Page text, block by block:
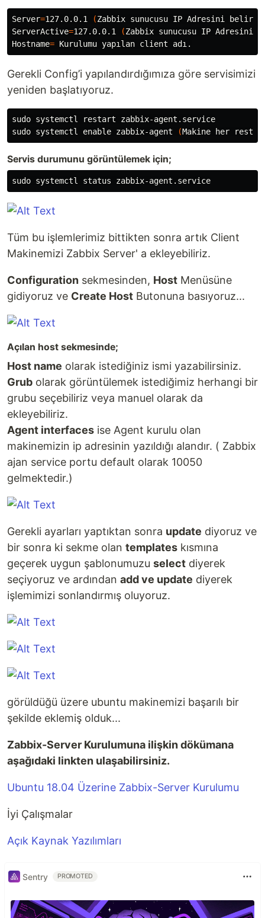
Server=127.0.0.1 (Zabbix sunucusu IP Adresini
ServerActive=127.0.0.1 (Zabbix sunucusu IP Adresini
Hostname=
Gerekli Config’i yapılandırdığımıza göre servisimizi
yeniden başlatıyoruz.
sudo
sudo systemctl enable zabbix-agent (Makine her
Servis durumunu görüntülemek için;
sudo
Tüm bu işlemlerimiz bittikten sonra artık Client
Makinemizi Zabbix Server' a ekleyebiliriz.
Configuration sekmesinden, Host Menüsüne
gidiyoruz ve Create Host Butonuna basıyoruz...
Açılan host sekmesinde;
Host name olarak istediğiniz ismi yazabilirsiniz.
Grub olarak görüntülemek istediğimiz herhangi bir
grubu seçebiliriz veya manuel olarak da
ekleyebiliriz.
Agent interfaces ise Agent kurulu olan
makinemizin ip adresinin yazıldığı alandır. ( Zabbix
ajan service portu default olarak 10050
gelmektedir.)
Gerekli ayarları yaptıktan sonra update diyoruz ve
bir sonra ki sekme olan templates kısmına
geçerek uygun şablonumuzu select diyerek
seçiyoruz ve ardından add ve update diyerek
işlemimizi sonlandırmış oluyoruz.
görüldüğü üzere ubuntu makinemizi başarılı bir
şekilde eklemiş olduk...
Zabbix-Server Kurulumuna ilişkin dökümana
aşağıdaki linkten ulaşabilirsiniz.
Ubuntu 18.04 Üzerine Zabbix-Server Kurulumu
İyi Çalışmalar
Açık Kaynak Yazılımları
Sentry PROMOTED